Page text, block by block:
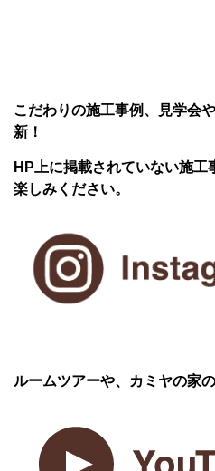
こだわりの施工事例、見学会
新！
HP上に掲載されていない施
楽しみください。
ルームツアーや、カミヤの家